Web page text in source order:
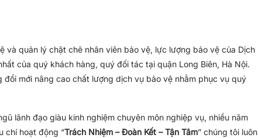
và quản lý chặt chẽ nhân viên bảo vệ, lực lượng bảo vệ của Dịch
của quý khách hàng, quý đối tác tại quận Long Biên, Hà Nội.
mới nâng cao chất lượng dịch vụ bảo vệ nhằm phục vụ quý
lãnh đạo giàu kinh nghiệm chuyên môn nghiệp vụ, nhiều năm
chí hoạt động “Trách Nhiệm – Đoàn Kết – Tận Tâm” chúng tôi luôn